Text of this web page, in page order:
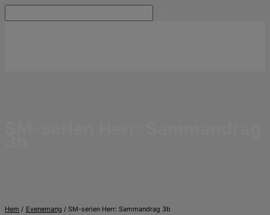
till
Hem Evenemang SM-serien Herr: Sammandrag 3b